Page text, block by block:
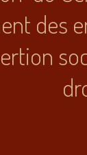
des